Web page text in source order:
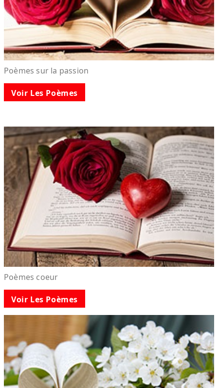
Poèmes sur la passion
Voir Les Poèmes
Poèmes coeur
Voir Les Poèmes